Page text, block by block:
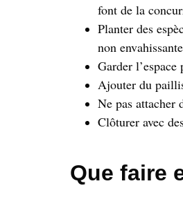
font de la
Planter des
non
Garder
Ajouter du
Ne pas attacher
Clôturer avec
Que faire